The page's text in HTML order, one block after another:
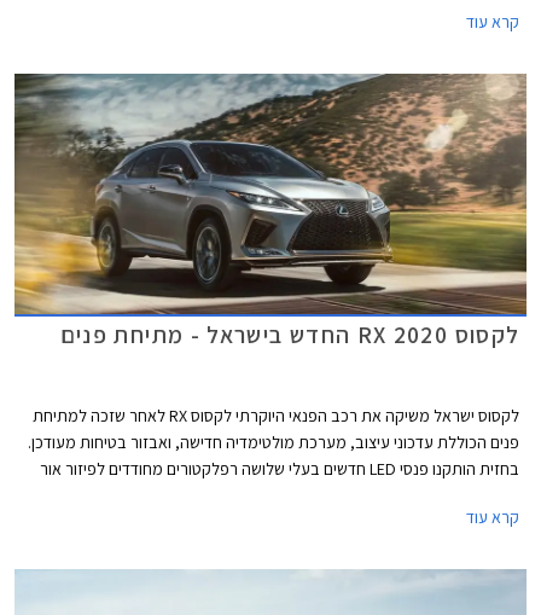
קרא עוד
לקסוס RX 2020 החדש בישראל - מתיחת פנים
לקסוס ישראל משיקה את רכב הפנאי היוקרתי לקסוס RX לאחר שזכה למתיחת
פנים הכוללת עדכוני עיצוב, מערכת מולטימדיה חדישה, ואבזור בטיחות מעודכן.
בחזית הותקנו פנסי LED חדשים בעלי שלושה רפלקטורים מחודדים לפיזור אור
אינץ' מרשימים.
קרא עוד